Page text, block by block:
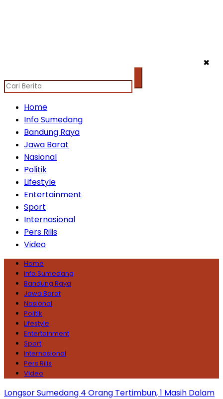
✖
Home
Info Sumedang
Bandung Raya
Jawa Barat
Nasional
Politik
Lifestyle
Entertainment
Sport
Internasional
Pers Rilis
Video
Home
Info Sumedang
Bandung Raya
Jawa Barat
Nasional
Politik
Lifestyle
Entertainment
Sport
Internasional
Pers Rilis
Video
Longsor Sumedang 4 Orang Tertimbun, 1 Masih Dalam